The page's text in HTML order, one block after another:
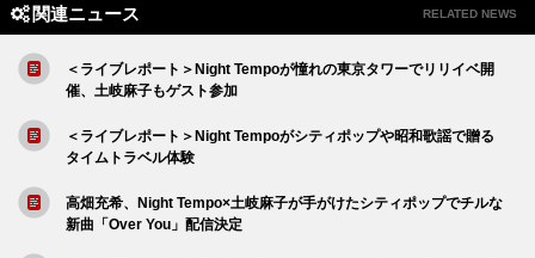
関連ニュース RELATED NEWS
＜ライブレポート＞Night Tempoが憧れの東京タワーでリリイベ開
催、土岐麻子もゲスト参加
＜ライブレポート＞Night Tempoがシティポップや昭和歌謡で贈る
タイムトラベル体験
高畑充希、Night Tempo×土岐麻子が手がけたシティポップでチルな
新曲「Over You」配信決定